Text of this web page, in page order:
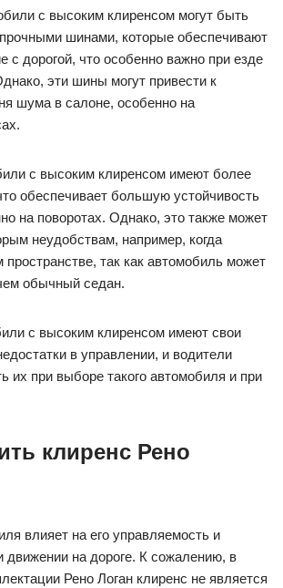
с высоким клиренсом могут быть
шинами, которые обеспечивают
с дорогой, что особенно важно при езде
эти шины могут привести к
шума в салоне, особенно на
с высоким клиренсом имеют более
обеспечивает большую устойчивость
на поворотах. Однако, это также может
неудобствам, например, когда
пространстве, так как автомобиль может
обычный седан.
с высоким клиренсом имеют свои
в управлении, и водители
их при выборе такого автомобиля и при
клиренс Рено
влияет на его управляемость и
движении на дороге. К сожалению, в
Рено Логан клиренс не является